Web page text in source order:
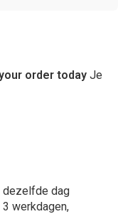
order today Je
dezelfde dag
werkdagen,